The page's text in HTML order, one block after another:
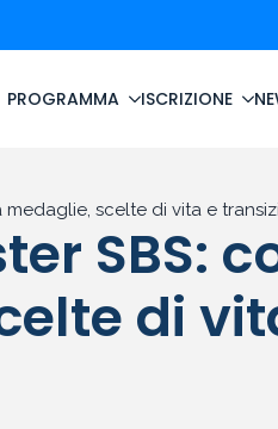
PROGRAMMA ISCRIZIONE
scelte di vita e
SBS:
di